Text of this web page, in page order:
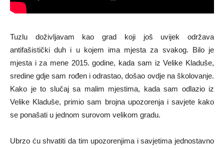
Tuzlu doživljavam kao grad koji još uvijek održava
antifašistički duh i u kojem ima mjesta za svakog. Bilo je
mjesta i za mene 2015. godine, kada sam iz Velike Kladuše,
sredine gdje sam rođen i odrastao, došao ovdje na školovanje.
Kako je to slučaj sa malim mjestima, kada sam odlazio iz
Velike Kladuše, primio sam brojna upozorenja i savjete kako
se ponašati u jednom surovom velikom gradu.
Ubrzo ću shvatiti da tim upozorenjima i savjetima jednostavno